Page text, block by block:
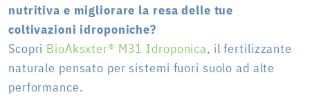
nutritiva e migliorare la resa delle tue
coltivazioni idroponiche?
Scopri BioAksxter® M31 Idroponica, il fertilizzante
naturale pensato per sistemi fuori suolo ad alte
performance.